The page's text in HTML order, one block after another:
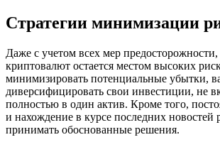
Стратегии минимизации
Даже с учетом всех мер
криптовалют остается местом высоких
минимизировать потенциальные убытки,
диверсифицировать свои инвестиции, не
полностью в один актив. Кроме того,
и нахождение в курсе последних новостей
принимать обоснованные решения.